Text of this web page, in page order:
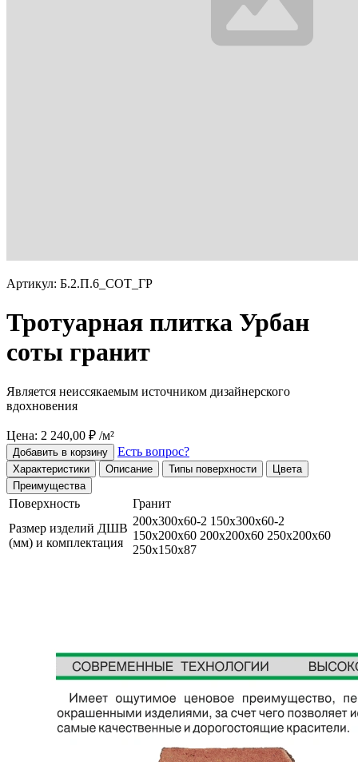
Артикул: Б.2.П.6_СОТ_ГР
Тротуарная плитка Урбан
соты гранит
Является неиссякаемым источником дизайнерского
вдохновения
Цена: 2 240,00 ₽ /м²
Добавить в корзину Есть вопрос?
Характеристики Описание Типы поверхности
Цвета
Преимущества
Поверхность
Гранит
Размер изделий ДШВ
(мм) и комплектация
200х300х60-2 150х300х60-2
150х200х60 200х200х60 250х200х60
250х150х87